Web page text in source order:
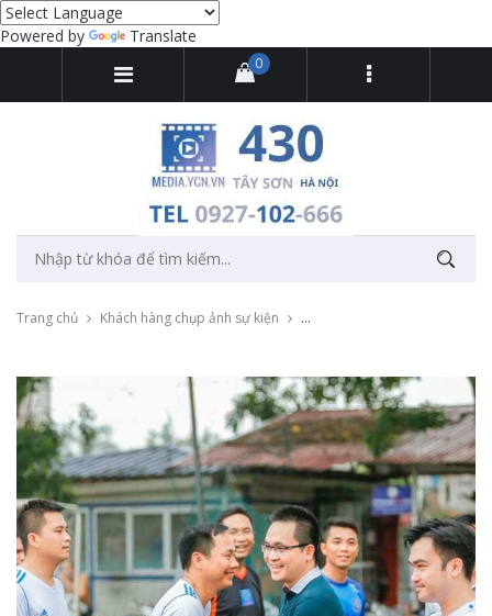
Powered by Translate
0
Trang chủ Khách hàng chụp ảnh sự kiện Chụp ảnh giao hữu bóng đá